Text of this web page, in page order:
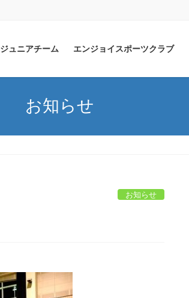
ジュニアチーム エンジョイスポーツクラブ
お知らせ
お知らせ